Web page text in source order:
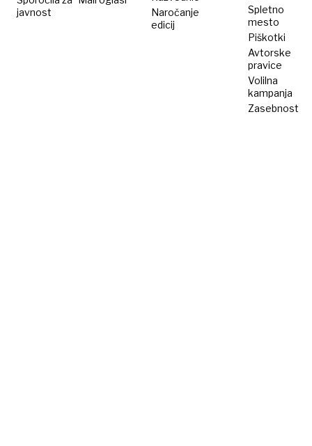
javnost
Naročanje
edicij
Spletno
mesto
Piškotki
Avtorske
pravice
Volilna
kampanja
Zasebnost